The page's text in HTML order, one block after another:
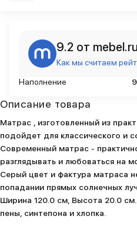
9.2 от mebel.ru
Как мы считаем
Наполнение
Описание товара
Матрас , изготовленный из
подойдет для классического и
Современный матрас -
разглядывать и любоваться на
Серый цвет и фактура матраса
попадании прямых солнечных
Ширина 120.0 см, Высота 20.0
пены, синтепона и хлопка.